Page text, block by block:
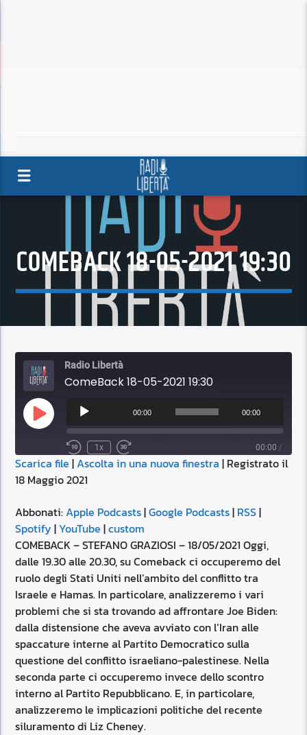
COMEBACK 18-05-2021 19:30
Radio Libertà
ComeBack 18-05-2021 19:30
Play
Episode
Audio
Player
00:00 00:00
1x 00:00 /
SUBSCRIBE SHARE
Apple Podcasts
YouTube
RSS FEED
SHARE
LINK
EMBED
Scarica file |Ascolta in una nuova finestra | Registrato il
18 Maggio 2021
Abbonati:Apple Podcasts|Google Podcasts| RSS|
Spotify | YouTube |custom
COMEBACK – STEFANO GRAZIOSI – 18/05/2021 Oggi,
dalle 19.30 alle 20.30, su Comeback ci occuperemo del
ruolo degli Stati Uniti nell’ambito del conflitto tra
Israele e Hamas. In particolare, analizzeremo i vari
problemi che si sta trovando ad affrontare Joe Biden:
dalla distensione che aveva avviato con l’Iran alle
spaccature interne al Partito Democratico sulla
questione del conflitto israeliano-palestinese. Nella
seconda parte ci occuperemo invece dello scontro
interno al Partito Repubblicano. E, in particolare,
analizzeremo le implicazioni politiche del recente
siluramento di Liz Cheney.